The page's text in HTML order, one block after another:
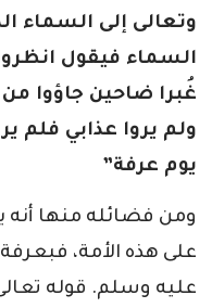
وتعالى إلى السماء
السماء فيقول
غُبرا ضاحين جاؤوا
ولم يروا عذابي فلم
يوم عرفة”
ومن فضائله منها أنه
على هذه الأمة،
عليه وسلم. قوله